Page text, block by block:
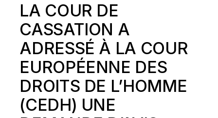
LA COUR DE
CASSATION A
ADRESSÉ À LA COUR
EUROPÉENNE DES
DROITS DE L’HOMME
(CEDH) UNE